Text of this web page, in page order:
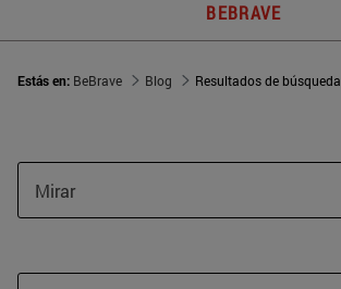
BEBRAVE
Estás en: BeBrave Blog Resultados de búsqueda
Mirar